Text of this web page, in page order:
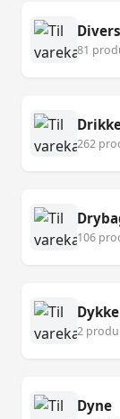
81
262
106
2
Dyne